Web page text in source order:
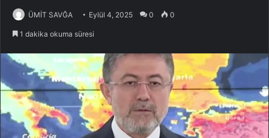
ÜMİT SAVĞA Eylül 4, 2025 0 0
1 dakika okuma süresi